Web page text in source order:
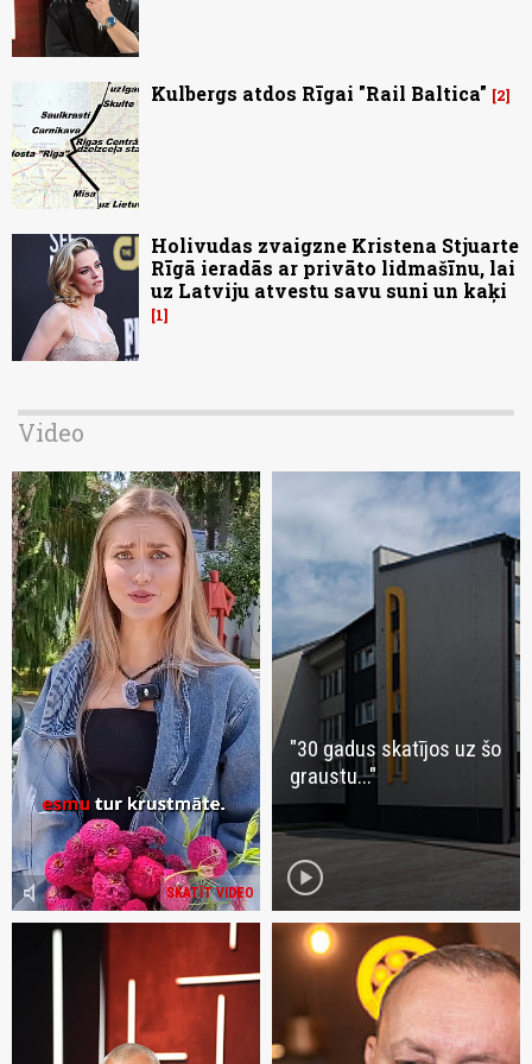
Kulbergs atdos Rīgai "Rail Baltica" 2
Holivudas zvaigzne Kristena Stjuarte
Rīgā ieradās ar privāto lidmašīnu, lai
uz Latviju atvestu savu suni un kaķi
1
Video
SKATĪT VIDEO
volume_mute
"30 gadus skatījos uz šo
graustu..."
play_circle